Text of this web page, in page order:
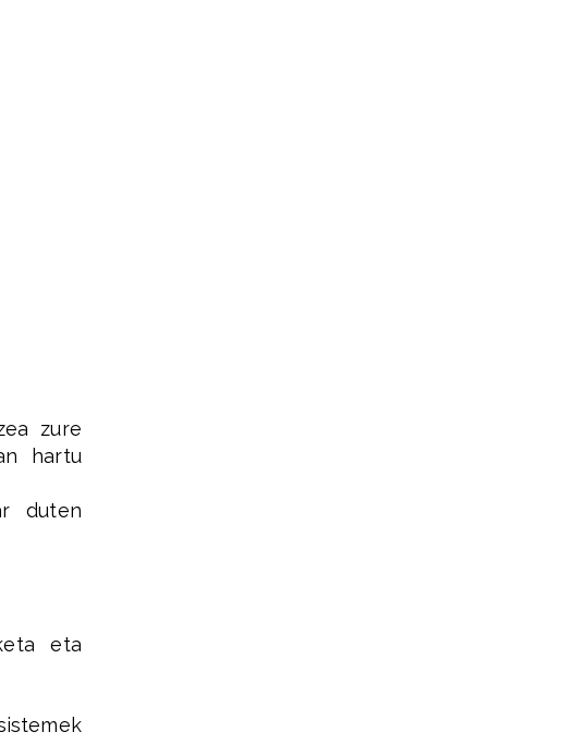
zure
hartu
duten
eta